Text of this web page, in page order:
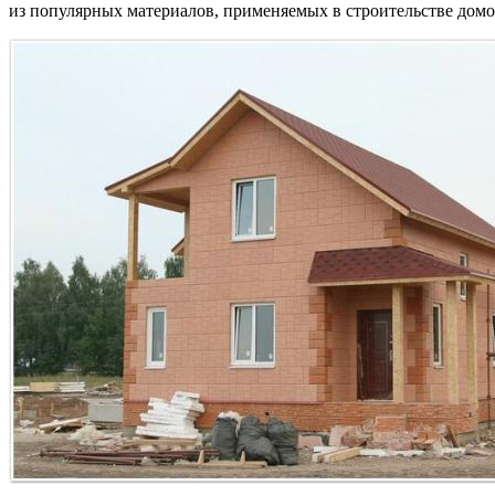
из популярных материалов, применяемых в строительстве